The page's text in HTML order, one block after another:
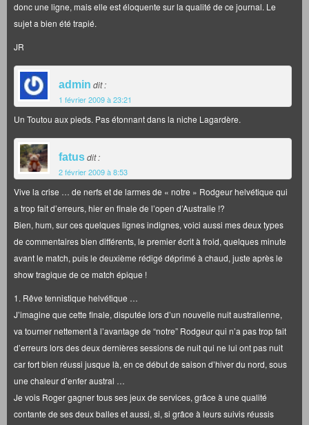
donc une ligne, mais elle est éloquente sur la qualité de ce journal. Le
sujet a bien été trapié.
JR
admin dit :
1 février 2009 à 23:21
Un Toutou aux pieds. Pas étonnant dans la niche Lagardère.
fatusdit :
2 février 2009 à 8:53
Vive la crise … de nerfs et de larmes de « notre » Rodgeur helvétique qui
a trop fait d’erreurs, hier en finale de l’open d’Australie !?
Bien, hum, sur ces quelques lignes indignes, voici aussi mes deux types
de commentaires bien différents, le premier écrit à froid, quelques minute
avant le match, puis le deuxième rédigé déprimé à chaud, juste après le
show tragique de ce match épique !
1. Rêve tennistique helvétique …
J’imagine que cette finale, disputée lors d’un nouvelle nuit australienne,
va tourner nettement à l’avantage de “notre” Rodgeur qui n’a pas trop fait
d’erreurs lors des deux dernières sessions de nuit qui ne lui ont pas nuit
car fort bien réussi jusque là, en ce début de saison d’hiver du nord, sous
une chaleur d’enfer austral …
Je vois Roger gagner tous ses jeux de services, grâce à une qualité
contante de ses deux balles et aussi, si, si grâce à leurs suivis réussis